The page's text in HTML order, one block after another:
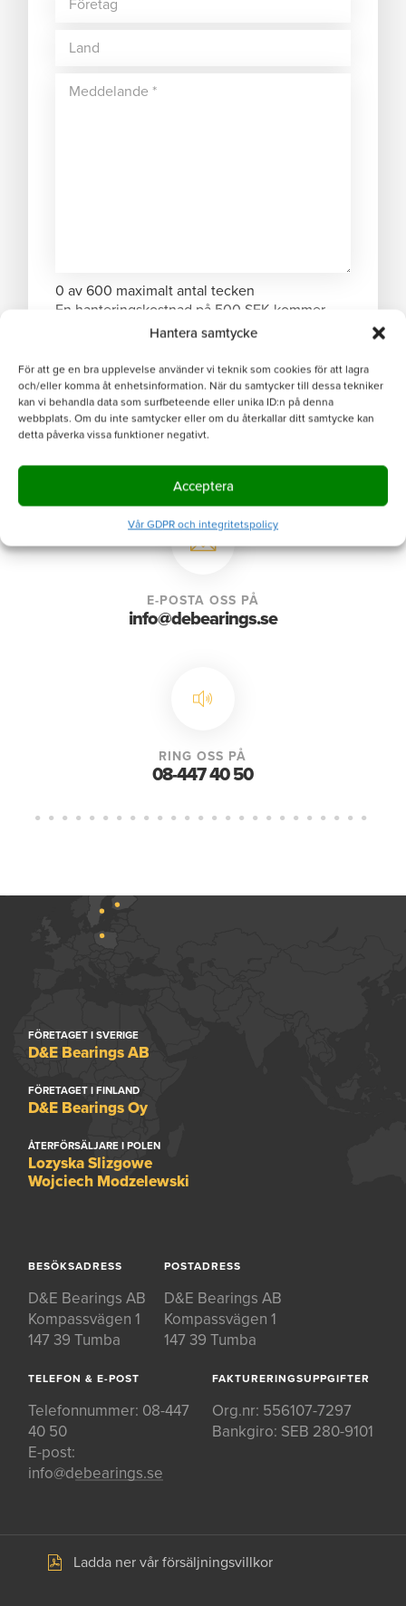
Hantera samtycke
För att ge en bra upplevelse använder vi teknik som cookies för att lagra
och/eller komma åt enhetsinformation. När du samtycker till dessa tekniker
kan vi behandla data som surfbeteende eller unika ID:n på denna
webbplats. Om du inte samtycker eller om du återkallar ditt samtycke kan
detta påverka vissa funktioner negativt.
Acceptera
Vår GDPR och integritetspolicy
0 av 600 maximalt antal tecken
En hanteringskostnad på 500 SEK kommer
debiteras om ordervärdet understiger 1000
E-POSTA OSS PÅ
info@debearings.se
RING OSS PÅ
08-447 40 50
FÖRETAGET I SVERIGE
D&E Bearings AB
FÖRETAGET I FINLAND
D&E Bearings Oy
ÅTERFÖRSÄLJARE I POLEN
Lozyska Slizgowe
Wojciech Modzelewski
BESÖKSADRESS
D&E Bearings AB
Kompassvägen 1
147 39 Tumba
POSTADRESS
D&E Bearings AB
Kompassvägen 1
147 39 Tumba
TELEFON & E-POST
Telefonnummer: 08-447
40 50
E-post:
info@debearings.se
FAKTURERINGSUPPGIFTER
Org.nr: 556107-7297
Bankgiro: SEB 280-9101
Ladda ner vår försäljningsvillkor